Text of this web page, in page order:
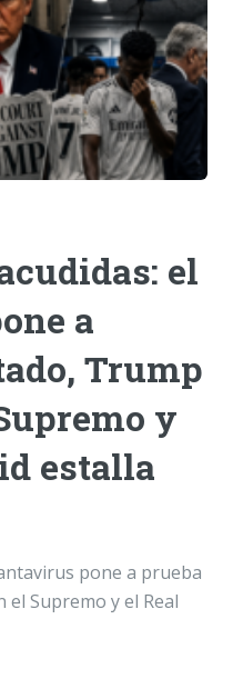
el
a
Trump
y
estalla
pone a prueba
Supremo y el Real